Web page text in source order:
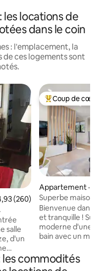
les locations de
dans le coin
: l'emplacement, la
ces logements sont
plus aimés
moyenne de 4,93 sur 5,
(260)
salle
d'un
ondes,
Coup de cœur
Coup de cœur
Appartement ·
Superbe maison
Palo Alto et
Bienvenue dans
et tranquille ! Superbe appartement
moderne d'une
bain avec un
manger/cuisine
une cuisine
les commodités